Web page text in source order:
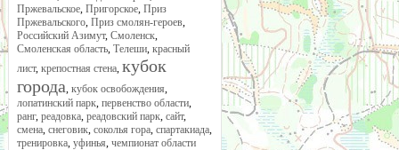
Пржевальское, Пригорское, Приз
Пржевальского, Приз смолян-героев,
Российский Азимут, Смоленск,
Смоленская область, Телеши, красный
лист, крепостная стена, кубок
города, кубок освобождения,
лопатинский парк, первенство области,
ранг, реадовка, реадовский парк, сайт,
смена, снеговик, соколья гора, спартакиада,
тренировка, уфинья, чемпионат области